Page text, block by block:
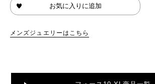
お気に入りに追加
メンズジュエリーはこちら